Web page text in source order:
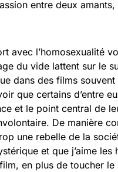
entre deux
avec l’homosexualité
du vide lattent sur le
dans des films
que certains d’entre
et le point central de
De manière
une rebelle de la
et que j’aime les
en plus de toucher le